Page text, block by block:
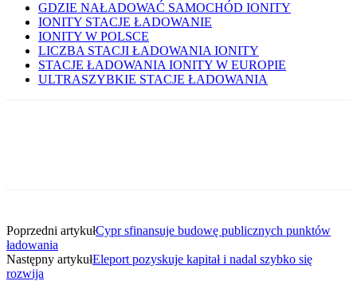
GDZIE NAŁADOWAĆ SAMOCHÓD IONITY
IONITY STACJE ŁADOWANIE
IONITY W POLSCE
LICZBA STACJI ŁADOWANIA IONITY
STACJE ŁADOWANIA IONITY W EUROPIE
ULTRASZYBKIE STACJE ŁADOWANIA
Poprzedni artykułCypr sfinansuje budowę publicznych punktów
ładowania
Następny artykułEleport pozyskuje kapitał i nadal szybko się
rozwija